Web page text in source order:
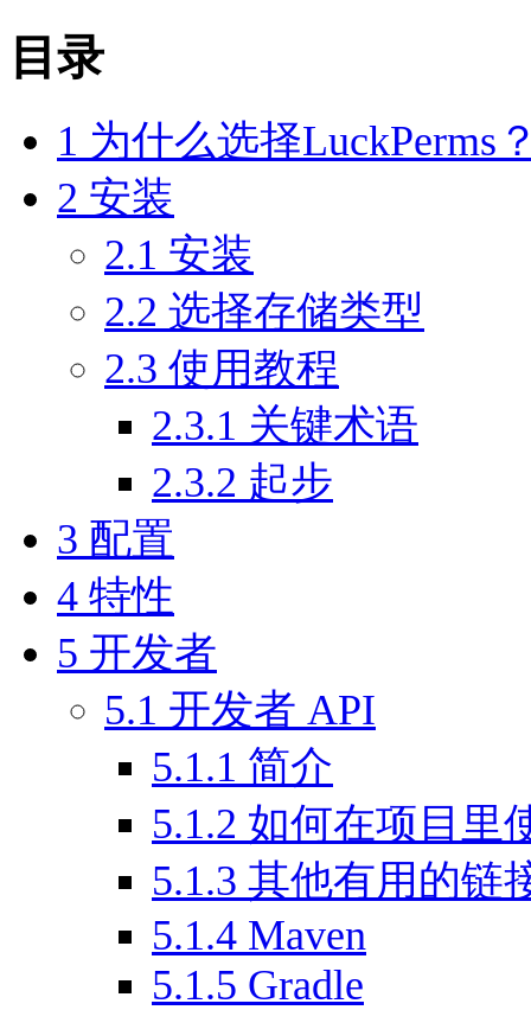
目录
1 为什么选择LuckPerms
2 安装
2.1 安装
2.2 选择存储类型
2.3 使用教程
2.3.1 关键术语
2.3.2 起步
3 配置
4 特性
5 开发者
5.1 开发者 API
5.1.1 简介
5.1.2 如何在项目里
5.1.3 其他有用的链
5.1.4 Maven
5.1.5 Gradle